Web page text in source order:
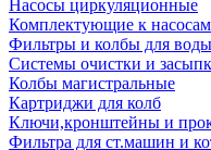
Насосы циркуляционные
Комплектующие к
Фильтры и колбы для воды
Системы очистки и
Колбы магистральные
Картриджи для колб
Ключи,кронштейны и
Фильтра для ст.машин и